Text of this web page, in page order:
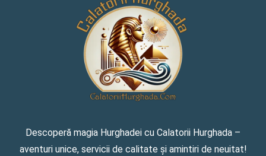
Descoperă magia Hurghadei cu Calatorii Hurghada –
aventuri unice, servicii de calitate și amintiri de neuitat!